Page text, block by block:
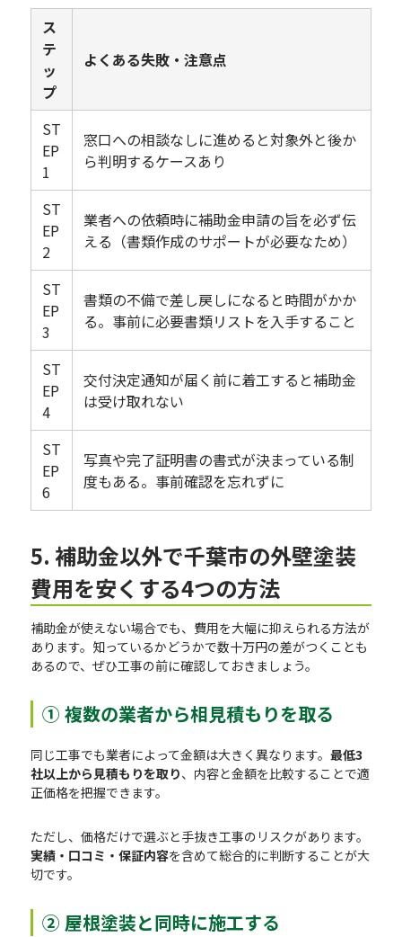
ス
テ
ッ
プ
よくある失敗・注意点
ST
EP
1
窓口への相談なしに進めると対象外と後か
ら判明するケースあり
ST
EP
2
業者への依頼時に補助金申請の旨を必ず伝
える（書類作成のサポートが必要なため）
ST
EP
3
書類の不備で差し戻しになると時間がかか
る。事前に必要書類リストを入手すること
ST
EP
4
交付決定通知が届く前に着工すると補助金
は受け取れない
ST
EP
6
写真や完了証明書の書式が決まっている制
度もある。事前確認を忘れずに
5. 補助金以外で千葉市の外壁塗装
費用を安くする4つの方法
補助金が使えない場合でも、費用を大幅に抑えられる方法が
あります。知っているかどうかで数十万円の差がつくことも
あるので、ぜひ工事の前に確認しておきましょう。
① 複数の業者から相見積もりを取る
同じ工事でも業者によって金額は大きく異なります。 最低3
社以上から見積もりを取り、内容と金額を比較することで適
正価格を把握できます。
ただし、価格だけで選ぶと手抜き工事のリスクがあります。
実績・口コミ・保証内容を含めて総合的に判断することが大
切です。
② 屋根塗装と同時に施工する